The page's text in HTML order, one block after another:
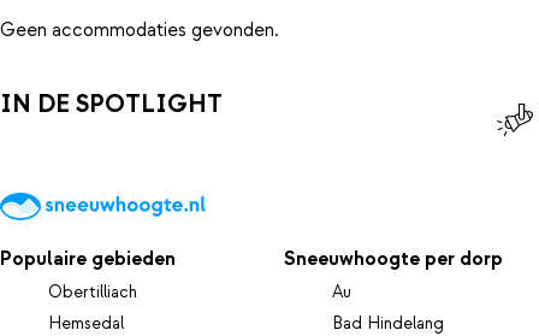
Geen accommodaties gevonden.
IN DE SPOTLIGHT
Populaire gebieden
Obertilliach
Hemsedal
Sneeuwhoogte per dorp
Au
Bad Hindelang